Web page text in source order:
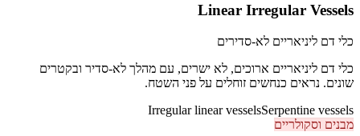
Linear Irregular Vessels
כלי דם ליניאריים לא-סדירים
כלי דם ליניאריים ארוכים, לא ישרים, עם מהלך לא-סדיר ובקטרים
שונים. נראים כנחשים זוחלים על פני השטח.
Serpentine vessels
Irregular linear vessels
מבנים וסקולריים